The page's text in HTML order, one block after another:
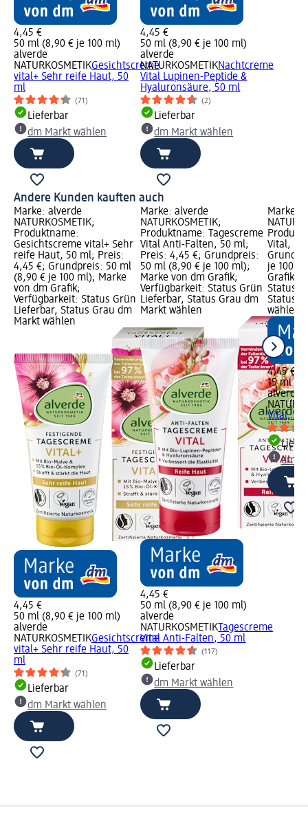
4,45 €
50 ml (8,90 € je 100 ml)
alverde
NATURKOSMETIKGesichtscreme
vital+ Sehr reife Haut, 50
ml
(71)
Lieferbar
dm Markt wählen
4,45 €
50 ml (8,90 € je 100 ml)
alverde
NATURKOSMETIKNachtcreme
Vital Lupinen-Peptide &
Hyaluronsäure, 50 ml
(2)
Lieferbar
dm Markt wählen
Andere Kunden kauften auch
Marke: alverde
NATURKOSMETIK;
Produktname:
Gesichtscreme vital+ Sehr
reife Haut, 50 ml; Preis:
4,45 €; Grundpreis: 50 ml
(8,90 € je 100 ml); Marke
von dm Grafik;
Verfügbarkeit: Status Grün
Lieferbar, Status Grau dm
Markt wählen
4,45 €
50 ml (8,90 € je 100 ml)
alverde
NATURKOSMETIKGesichtscreme
vital+ Sehr reife Haut, 50
ml
(71)
Lieferbar
dm Markt wählen
Marke: alverde
NATURKOSMETIK;
Produktname: Tagescreme
Vital Anti-Falten, 50 ml;
Preis: 4,45 €; Grundpreis:
50 ml (8,90 € je 100 ml);
Marke von dm Grafik;
Verfügbarkeit: Status Grün
Lieferbar, Status Grau dm
Markt wählen
4,45 €
50 ml (8,90 € je 100 ml)
alverde
NATURKOSMETIKTagescreme
Vital Anti-Falten, 50 ml
(117)
Lieferbar
dm Markt wählen
Marke:
Vital, 15
je 100
Grafik;
Status
Status
wählen
4,45 €
15 ml
alverde
Vital, 15
dm